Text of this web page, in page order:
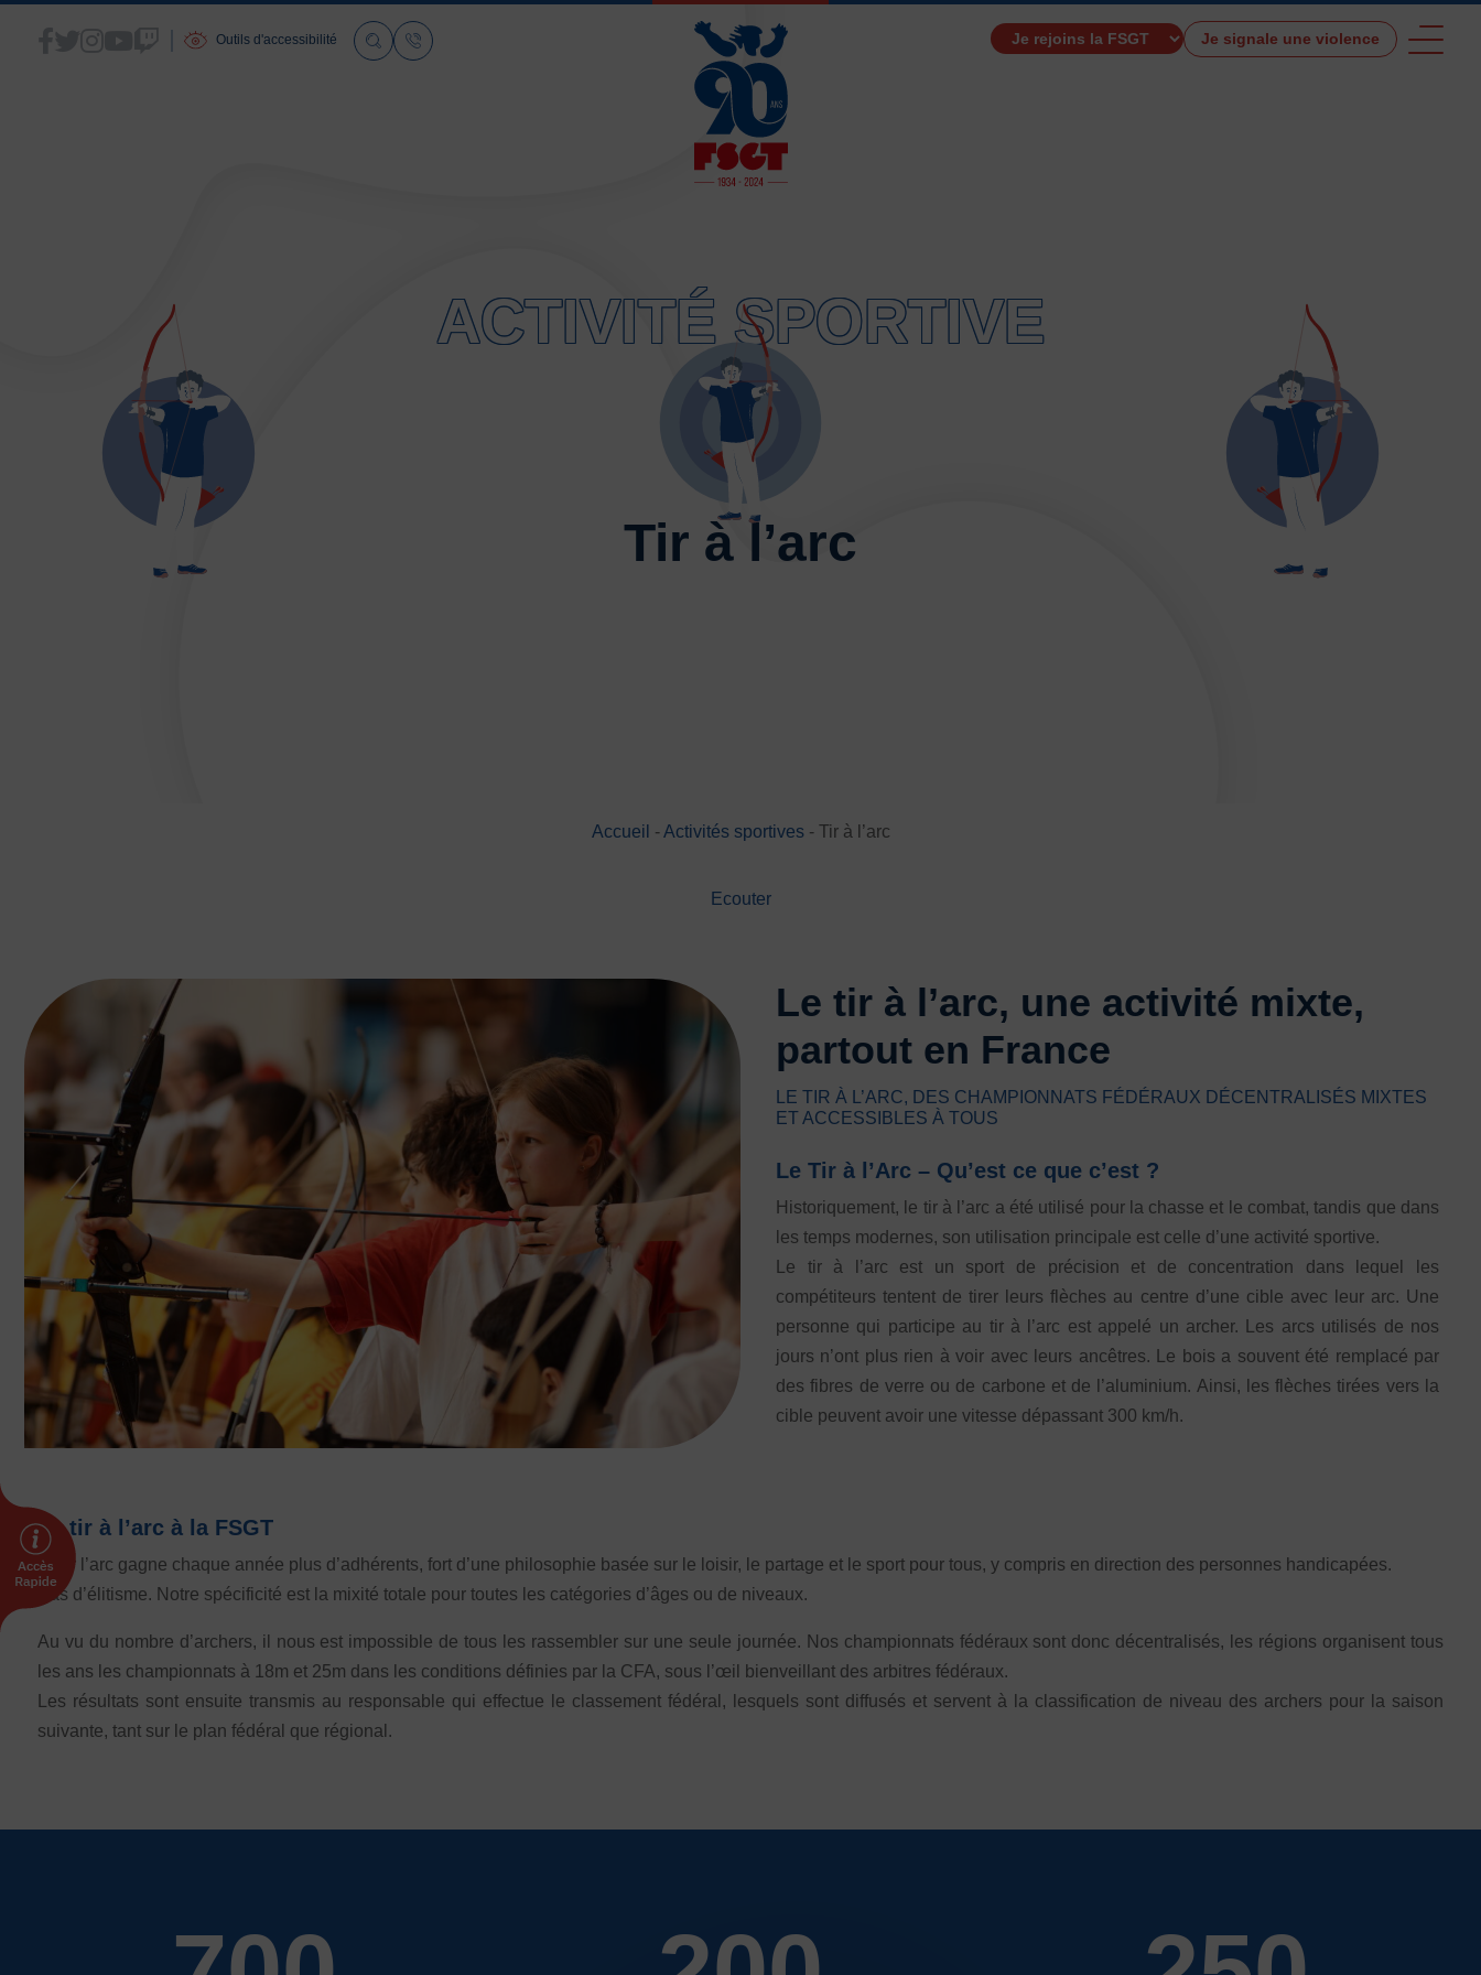
Outils d'accessibilité Je signale une violence
Présentation
Histoire
Fonctionnement
Partenaires
Les Boutiques F.S.G.T
Ressources média
Championnat de France FSGT
Prévenir les discriminations
Agir contre le dopage et les conduites dopantes
Préserver le pacte républicain
FORMATION
Livret de l’animateur·trice
Brevet Fédéral
BAFA
Officiel·les
Responsable associatif.ve FSGT
Formateur.trice.s
ORGANISME DE FORMATION
Certificat de qualification professionnelle ALS
Certificat de qualification professionnelle TSARE
Échanges internationaux
Coopération et solidarité internationales
Vivicittà
ACTUALITÉS
CONTACT
Activités d’entretien, de forme et de santé Activités physiques de danse et d’expression
Atelier d’aventure motrice des 0 – 3 ans
Athlétisme – Piste & Courses hors stade Autres activités de pleine nature
Autres sports collectifs Ball-trap
Football Gymnastique
Joutes nautiques
Honorabilité
Assurance
ACTIVITÉ SPORTIVE
Tir à l’arc
Accueil -Activités sportives- Tir à l’arc
Ecouter
Le tir à l’arc, une activité mixte,
partout en France
LE TIR À L’ARC, DES CHAMPIONNATS FÉDÉRAUX DÉCENTRALISÉS MIXTES
ET ACCESSIBLES À TOUS
Le Tir à l’Arc – Qu’est ce que c’est ?
Historiquement, le tir à l’arc a été utilisé pour la chasse et le combat, tandis que dans
les temps modernes, son utilisation principale est celle d’une activité sportive.
Le tir à l’arc est un sport de précision et de concentration dans lequel les
compétiteurs tentent de tirer leurs flèches au centre d’une cible avec leur arc. Une
personne qui participe au tir à l’arc est appelé un archer. Les arcs utilisés de nos
jours n’ont plus rien à voir avec leurs ancêtres. Le bois a souvent été remplacé par
des fibres de verre ou de carbone et de l’aluminium. Ainsi, les flèches tirées vers la
cible peuvent avoir une vitesse dépassant 300 km/h.
Le tir à l’arc à la FSGT
Le tir l’arc gagne chaque année plus d’adhérents, fort d’une philosophie basée sur le loisir, le partage et le sport pour tous, y compris en direction des personnes handicapées.
Pas d’élitisme. Notre spécificité est la mixité totale pour toutes les catégories d’âges ou de niveaux.
Au vu du nombre d’archers, il nous est impossible de tous les rassembler sur une seule journée. Nos championnats fédéraux sont donc décentralisés, les régions organisent tous
les ans les championnats à 18m et 25m dans les conditions définies par la CFA, sous l’œil bienveillant des arbitres fédéraux.
Les résultats sont ensuite transmis au responsable qui effectue le classement fédéral, lesquels sont diffusés et servent à la classification de niveau des archers pour la saison
suivante, tant sur le plan fédéral que régional.